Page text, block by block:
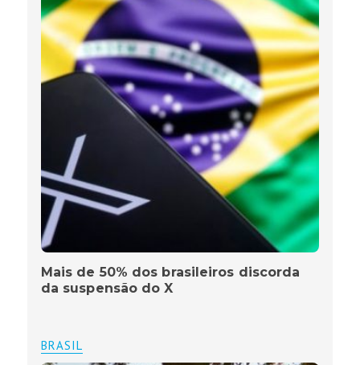
Mais de 50% dos brasileiros discorda
da suspensão do X
BRASIL